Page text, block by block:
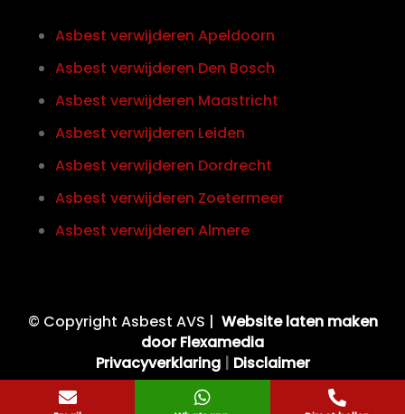
Asbest verwijderen Apeldoorn
Asbest verwijderen Den Bosch
Asbest verwijderen Maastricht
Asbest verwijderen Leiden
Asbest verwijderen Dordrecht
Asbest verwijderen Zoetermeer
Asbest verwijderen Almere
© Copyright Asbest AVS | Website laten maken
door Flexamedia
Privacyverklaring| Disclaimer
  